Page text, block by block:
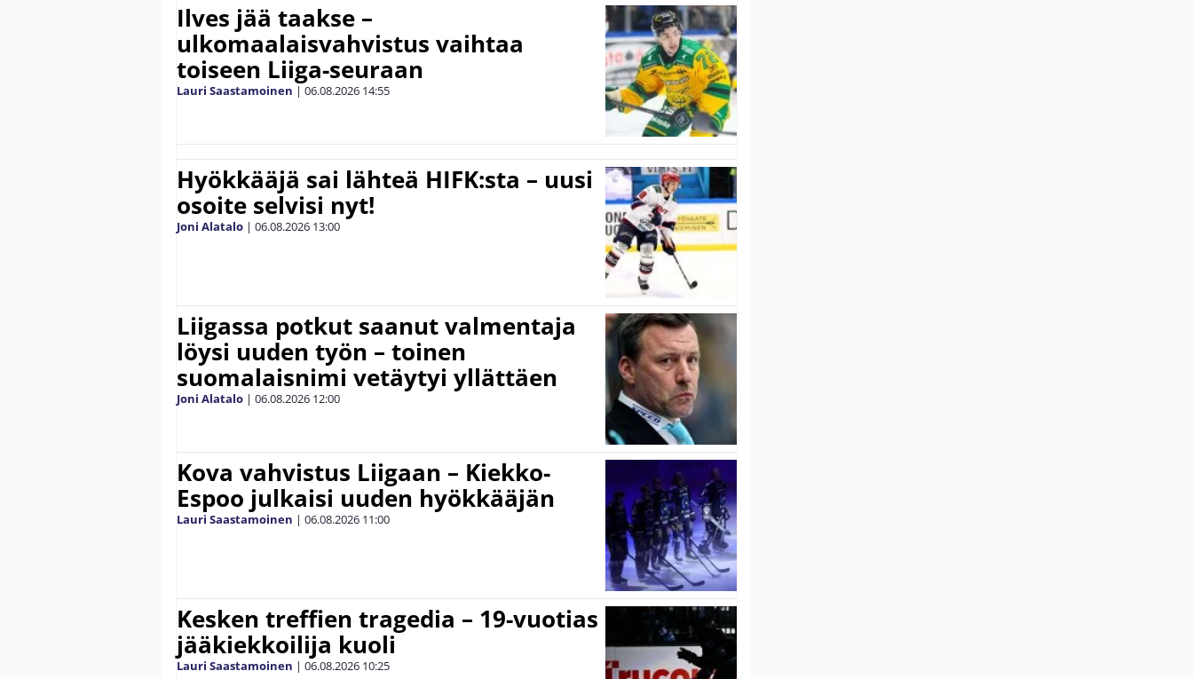
Ilves jää taakse –
ulkomaalaisvahvistus vaihtaa
toiseen Liiga-seuraan
Lauri Saastamoinen | 06.08.2026 14:55
Hyökkääjä sai lähteä HIFK:sta – uusi
osoite selvisi nyt!
Joni Alatalo | 06.08.2026 13:00
Liigassa potkut saanut valmentaja
löysi uuden työn – toinen
suomalaisnimi vetäytyi yllättäen
Joni Alatalo | 06.08.2026 12:00
Kova vahvistus Liigaan – Kiekko-
Espoo julkaisi uuden hyökkääjän
Lauri Saastamoinen | 06.08.2026 11:00
Kesken treffien tragedia – 19-vuotias
jääkiekkoilija kuoli
Lauri Saastamoinen | 06.08.2026 10:25